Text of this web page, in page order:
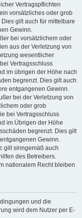
Vertragspflichten
vorsätzliches oder grob
gilt auch für mittelbare
Gewinn.
bei vorsätzlichem oder
aus der Verletzung von
wesentlicher
Vertragsschluss
im übrigen der Höhe nach
begrenzt. Dies gilt auch
entgangenen Gewinn.
bei der Verletzung von
oder grob
bei Vertragsschluss
im Übrigen der Höhe
begrenzt. Dies gilt
Gewinn.
gilt sinngemäß auch
des Betreibers.
nationalem Recht bleiben
und die
wird dem Nutzer per E-